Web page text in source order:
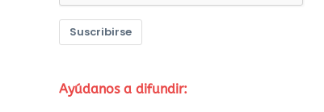
Suscribirse
Ayúdanos a difundir: